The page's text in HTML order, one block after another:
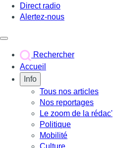
Direct radio
Alertez-nous
Rechercher
Accueil
Info
Tous nos articles
Nos reportages
Le zoom de la rédac'
Politique
Mobilité
Culture